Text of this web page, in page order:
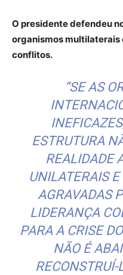
O presidente defendeu
organismos multilaterais
conflitos.
“SE AS
ESTRUTURA
REALIDADE
UNILATERAIS
AGRAVADAS
LIDERANÇA
PARA A CRISE
NÃO É